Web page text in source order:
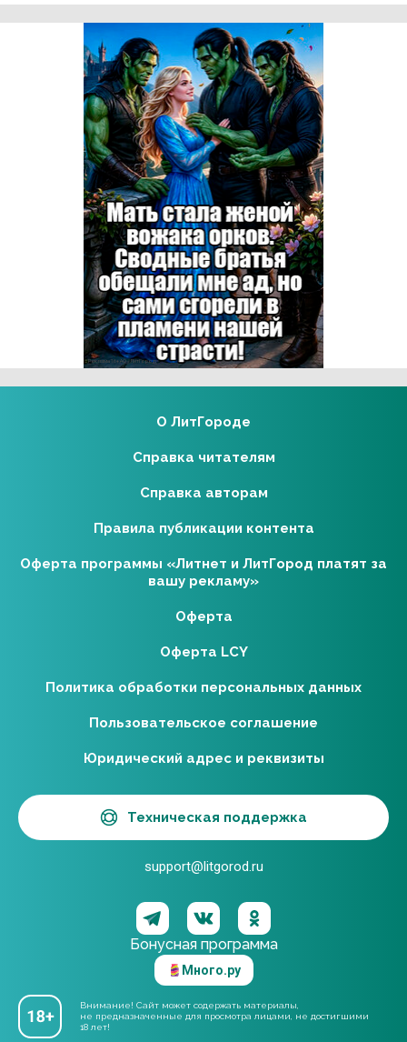
Реклама 16+ АО «ЛитГород»
Бонусная программа
Много.ру
Внимание! Сайт может содержать материалы,
не предназначенные для просмотра лицами, не достигшими
18 лет!
О ЛитГороде
Справка читателям
Справка авторам
Правила публикации контента
Оферта программы «Литнет и ЛитГород платят за
вашу рекламу»
Оферта
Оферта LCY
Политика обработки персональных данных
Пользовательское соглашение
Юридический адрес и реквизиты
Техническая поддержка
support@litgorod.ru